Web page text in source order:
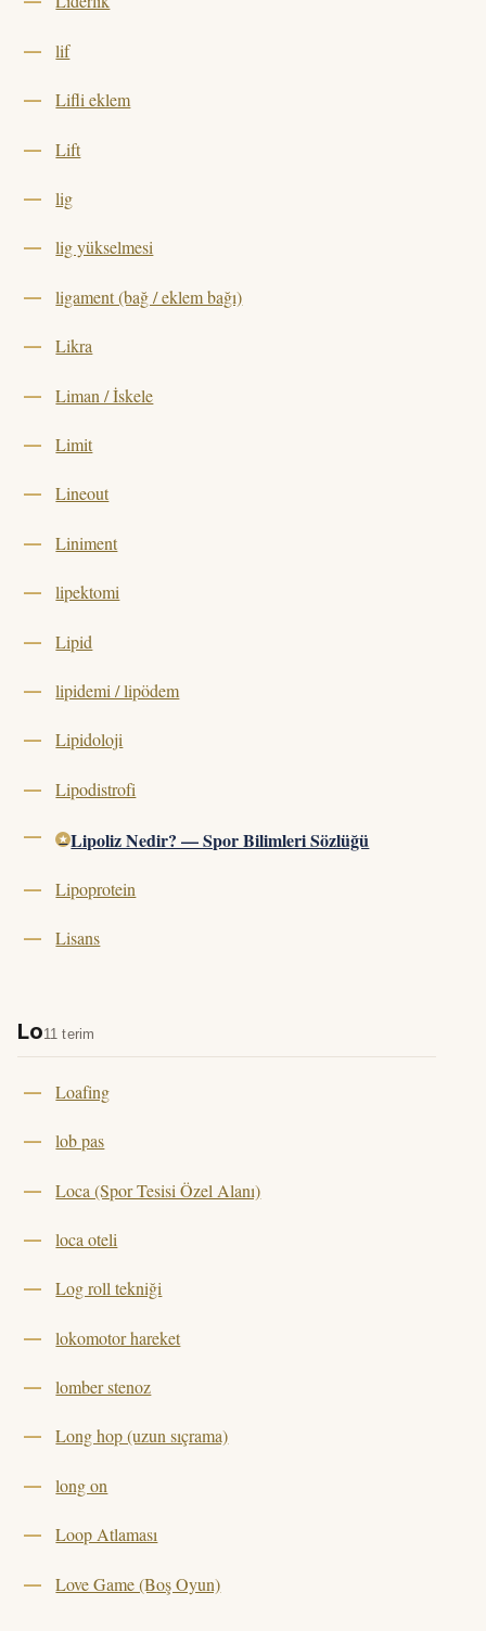
lif
Lifli eklem
Lift
lig
lig yükselmesi
ligament (bağ / eklem bağı)
Likra
Liman / İskele
Limit
Lineout
Liniment
lipektomi
Lipid
lipidemi / lipödem
Lipidoloji
Lipodistrofi
Lipoliz Nedir? — Spor Bilimleri Sözlüğü
Lipoprotein
Lisans
Lo11 terim
Loafing
lob pas
Loca (Spor Tesisi Özel Alanı)
loca oteli
Log roll tekniği
lokomotor hareket
lomber stenoz
Long hop (uzun sıçrama)
long on
Loop Atlaması
Love Game (Boş Oyun)